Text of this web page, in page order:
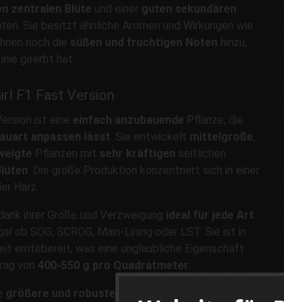
zentralen Blüte und einer guten sekundären
Sie besitzt ähnliche Aromen und Wirkungen wie
noch die süßen und fruchtigen Noten hinzu,
geerbt hat.
F1 Fast Version
ist eine einfach anzubauende Pflanze, die
anpassen lässt. Sie entwickelt mittelgroße,
Pflanzen mit sehr kräftigen seitlichen
. Die große Produktion konzentriert sich in einer
Harz.
ihrer Größe und Verzweigung ideal für jede Art
ob SOG, SCROG, Main-Lining oder LST. Sie ist in
erntebereit, was eine unglaubliche Eigenschaft
von 400-550 g pro Quadratmeter.
größere und robustere Nebenzweige